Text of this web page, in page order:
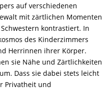
auf verschiedenen
mit zärtlichen Momenten
kontrastiert. In
des Kinderzimmers
Herrinnen ihrer Körper.
sie Nähe und Zärtlichkeiten
Dass sie dabei stets leicht
Privatheit und